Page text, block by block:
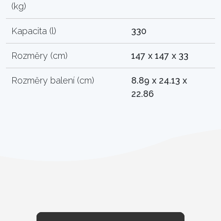
(kg)
Kapacita (l) 330
Rozměry (cm) 147 x 147 x 33
Rozměry balení (cm)
8.89 x 24.13 x
22.86